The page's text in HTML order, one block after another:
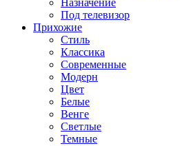
Назначение
Под телевизор
Прихожие
Стиль
Классика
Современные
Модерн
Цвет
Белые
Венге
Светлые
Темные